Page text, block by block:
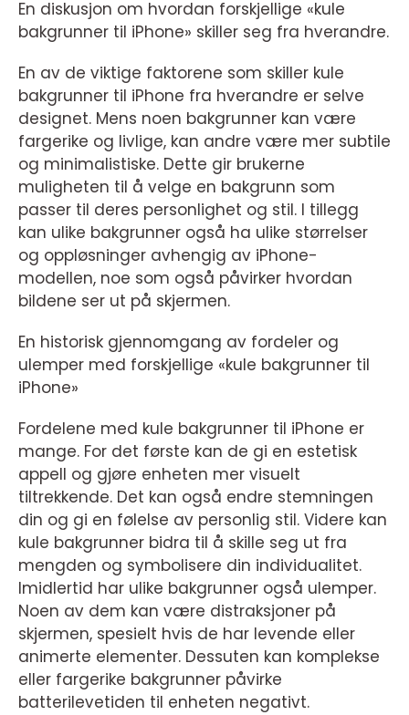
En diskusjon om hvordan forskjellige «kule
bakgrunner til iPhone» skiller seg fra hverandre.
En av de viktige faktorene som skiller kule
bakgrunner til iPhone fra hverandre er selve
designet. Mens noen bakgrunner kan være
fargerike og livlige, kan andre være mer subtile
og minimalistiske. Dette gir brukerne
muligheten til å velge en bakgrunn som
passer til deres personlighet og stil. I tillegg
kan ulike bakgrunner også ha ulike størrelser
og oppløsninger avhengig av iPhone-
modellen, noe som også påvirker hvordan
bildene ser ut på skjermen.
En historisk gjennomgang av fordeler og
ulemper med forskjellige «kule bakgrunner til
iPhone»
Fordelene med kule bakgrunner til iPhone er
mange. For det første kan de gi en estetisk
appell og gjøre enheten mer visuelt
tiltrekkende. Det kan også endre stemningen
din og gi en følelse av personlig stil. Videre kan
kule bakgrunner bidra til å skille seg ut fra
mengden og symbolisere din individualitet.
Imidlertid har ulike bakgrunner også ulemper.
Noen av dem kan være distraksjoner på
skjermen, spesielt hvis de har levende eller
animerte elementer. Dessuten kan komplekse
eller fargerike bakgrunner påvirke
batterilevetiden til enheten negativt.